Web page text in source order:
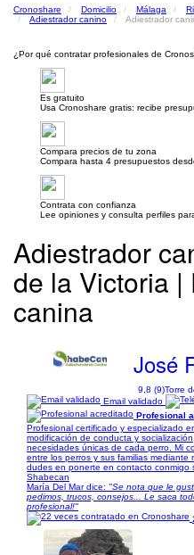
Cronoshare Domicilio Málaga
Adiestrador canino
Adiestrador
¿Por qué contratar profesionales de
Es gratuito
Usa Cronoshare gratis: recibe
Compara precios de tu zona
Compara hasta 4 presupuestos
Contrata con confianza
Lee opiniones y consulta perfiles
Adiestrador
de la Victoria |
canina
José
9,8 (9)Torre
Email validado
Profesional
Profesional certificado y especializado
modificación de conducta y
necesidades únicas de cada perro. Mi
entre los perros y sus familias
dudes en ponerte en contacto conmigo
Shabecan
María Del Mar dice: "Se nota que le
pedimos, trucos, consejos... Le saca
profesional!"